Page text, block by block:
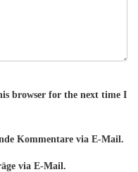
browser for the next time I
Kommentare via E-Mail.
via E-Mail.